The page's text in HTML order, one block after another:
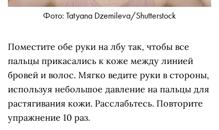
Фото: Tatyana Dzemileva/Shutterstock
Поместите обе руки на лбу так, чтобы все
пальцы прикасались к коже между линией
бровей и волос. Мягко ведите руки в стороны,
используя небольшое давление на пальцы для
растягивания кожи. Расслабьтесь. Повторите
упражнение 10 раз.